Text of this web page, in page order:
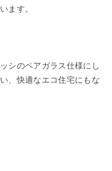
ます。
シのペアガラス仕様にし
、快適なエコ住宅にもな